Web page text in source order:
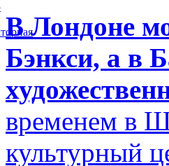
В Лондоне
Бэнкси, а в
временем в
культурный